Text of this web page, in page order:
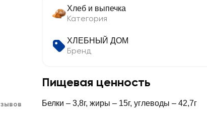
Хлеб и выпечка
Категория
ХЛЕБНЫЙ ДОМ
Бренд
Пищевая ценность
Белки – 3,8г, жиры – 15г, углеводы – 42,7г